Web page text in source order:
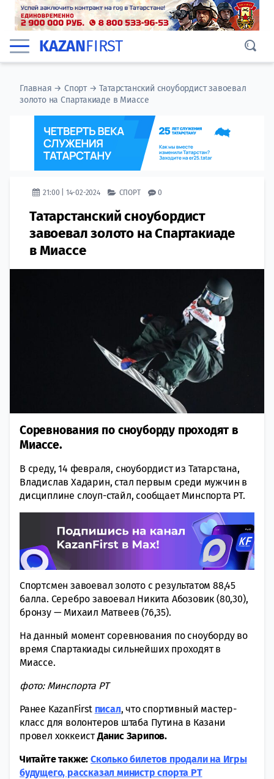
KAZANFIRST
Главная →Спорт→Татарстанский сноубордист завоевал
золото на Спартакиаде в Миассе
21:00 | 14-02-2024 СПОРТ 0
Татарстанский сноубордист
завоевал золото на Спартакиаде
в Миассе
Соревнования по сноуборду проходят в
Миассе.
В среду, 14 февраля, сноубордист из Татарстана,
Владислав Хадарин, стал первым среди мужчин в
дисциплине слоуп-стайл, сообщает Минспорта РТ.
Спортсмен завоевал золото с результатом 88,45
балла. Серебро завоевал Никита Абозовик (80,30),
бронзу — Михаил Матвеев (76,35).
На данный момент соревнования по сноуборду во
время Спартакиады сильнейших проходят в
Миассе.
фото: Минспорта РТ
Ранее KazanFirst писал, что спортивный мастер-
класс для волонтеров штаба Путина в Казани
провел хоккеистДанис Зарипов.
Читайте также:Сколько билетов продали на Игры
будущего, рассказал министр спорта РТ